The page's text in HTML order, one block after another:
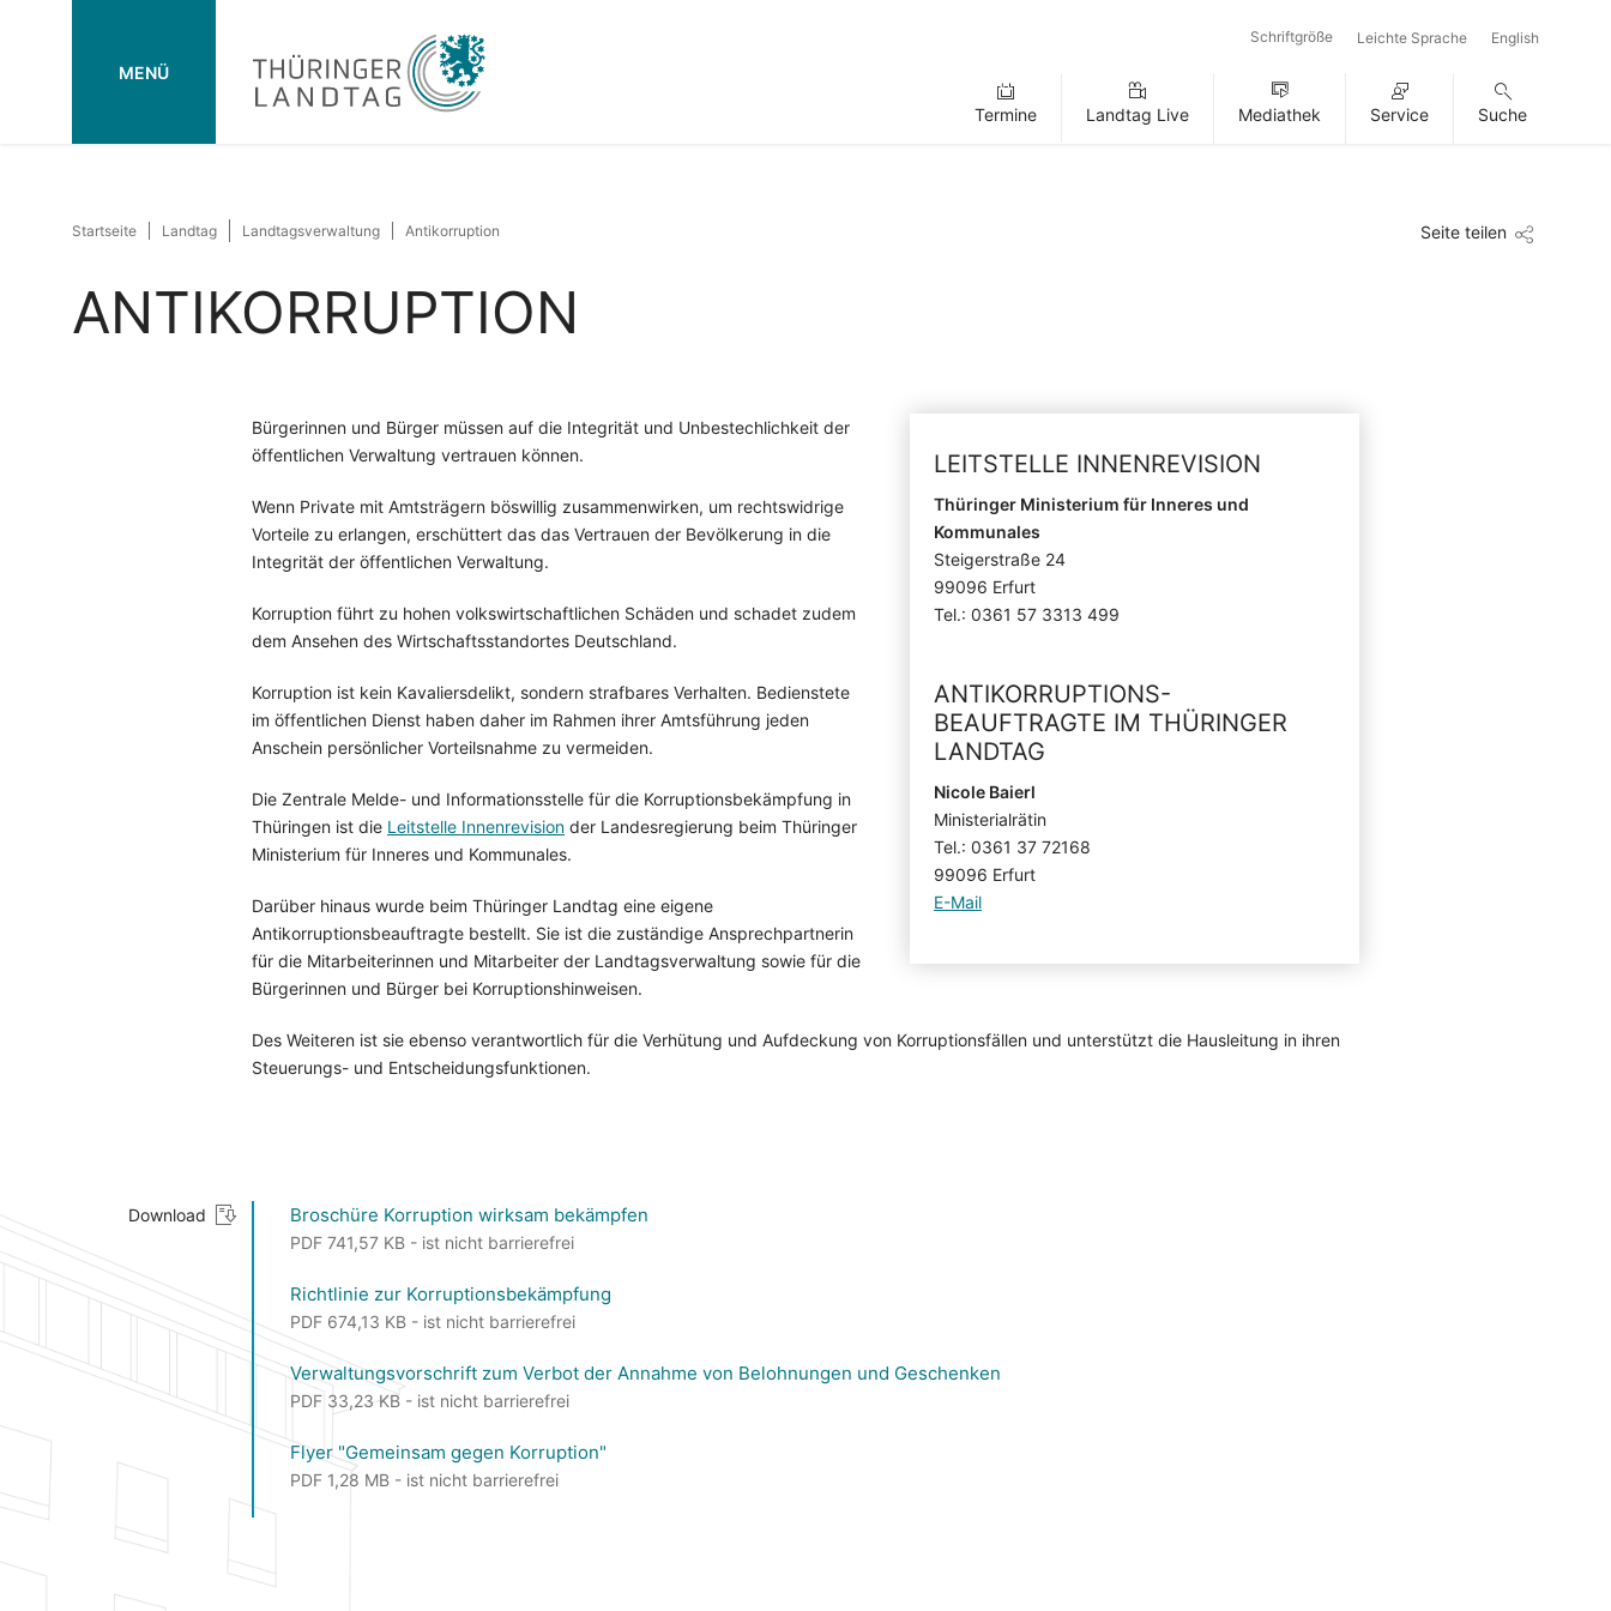
MENÜ
Schriftgröße Leichte Sprache English
Termine Landtag Live Mediathek Service Suche
Startseite Landtag Landtagsverwaltung Antikorruption Seite teilen
ANTIKORRUPTION
LEITSTELLE INNENREVISION
Thüringer Ministerium für Inneres und
Kommunales
Steigerstraße 24
99096 Erfurt
Tel.: 0361 57 3313 499
ANTIKORRUPTIONS-
BEAUFTRAGTE IM THÜRINGER
LANDTAG
Nicole Baierl
Ministerialrätin
Tel.: 0361 37 72168
99096 Erfurt
E-Mail
Bürgerinnen und Bürger müssen auf die Integrität und Unbestechlichkeit der
öffentlichen Verwaltung vertrauen können.
Wenn Private mit Amtsträgern böswillig zusammenwirken, um rechtswidrige
Vorteile zu erlangen, erschüttert das das Vertrauen der Bevölkerung in die
Integrität der öffentlichen Verwaltung.
Korruption führt zu hohen volkswirtschaftlichen Schäden und schadet zudem
dem Ansehen des Wirtschaftsstandortes Deutschland.
Korruption ist kein Kavaliersdelikt, sondern strafbares Verhalten. Bedienstete
im öffentlichen Dienst haben daher im Rahmen ihrer Amtsführung jeden
Anschein persönlicher Vorteilsnahme zu vermeiden.
Die Zentrale Melde- und Informationsstelle für die Korruptionsbekämpfung in
Thüringen ist die Leitstelle Innenrevision der Landesregierung beim Thüringer
Ministerium für Inneres und Kommunales.
Darüber hinaus wurde beim Thüringer Landtag eine eigene
Antikorruptionsbeauftragte bestellt. Sie ist die zuständige Ansprechpartnerin
für die Mitarbeiterinnen und Mitarbeiter der Landtagsverwaltung sowie für die
Bürgerinnen und Bürger bei Korruptionshinweisen.
Des Weiteren ist sie ebenso verantwortlich für die Verhütung und Aufdeckung von Korruptionsfällen und unterstützt die Hausleitung in ihren
Steuerungs- und Entscheidungsfunktionen.
Download Broschüre Korruption wirksam bekämpfen
PDF 741,57 KB - ist nicht barrierefrei
Richtlinie zur Korruptionsbekämpfung
PDF 674,13 KB - ist nicht barrierefrei
Verwaltungsvorschrift zum Verbot der Annahme von Belohnungen und Geschenken
PDF 33,23 KB - ist nicht barrierefrei
Flyer "Gemeinsam gegen Korruption"
PDF 1,28 MB - ist nicht barrierefrei